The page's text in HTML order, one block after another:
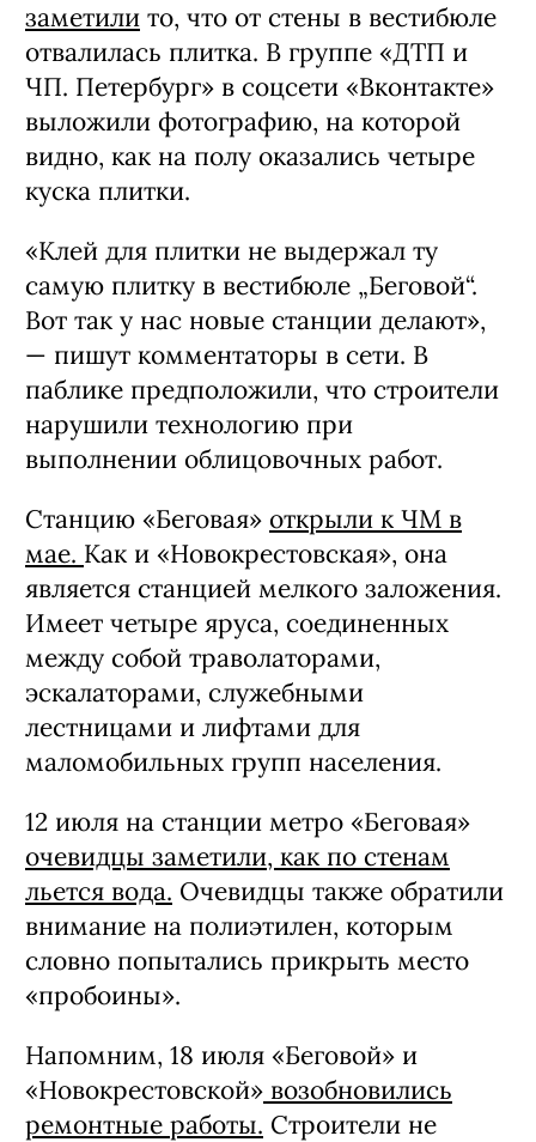
заметили то, что от стены в вестибюле
отвалилась плитка. В группе «ДТП и
ЧП. Петербург» в соцсети «Вконтакте»
выложили фотографию, на которой
видно, как на полу оказались четыре
куска плитки.
«Клей для плитки не выдержал ту
самую плитку в вестибюле „Беговой“.
Вот так у нас новые станции делают»,
— пишут комментаторы в сети. В
паблике предположили, что строители
нарушили технологию при
выполнении облицовочных работ.
Станцию «Беговая» открыли к ЧМ в
мае. Как и «Новокрестовская», она
является станцией мелкого заложения.
Имеет четыре яруса, соединенных
между собой траволаторами,
эскалаторами, служебными
лестницами и лифтами для
маломобильных групп населения.
12 июля на станции метро «Беговая»
очевидцы заметили, как по стенам
льется вода. Очевидцы также обратили
внимание на полиэтилен, которым
словно попытались прикрыть место
«пробоины».
Напомним, 18 июля «Беговой» и
«Новокрестовской» возобновились
ремонтные работы. Строители не